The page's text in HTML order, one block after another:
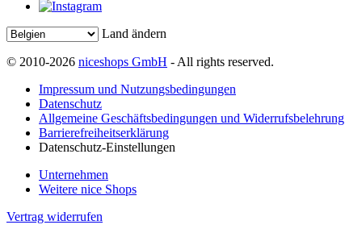
Land ändern
© 2010-2026 niceshops GmbH - All rights reserved.
Impressum und Nutzungsbedingungen
Datenschutz
Allgemeine Geschäftsbedingungen und Widerrufsbelehrung
Barrierefreiheitserklärung
Datenschutz-Einstellungen
Unternehmen
Weitere nice Shops
Vertrag widerrufen